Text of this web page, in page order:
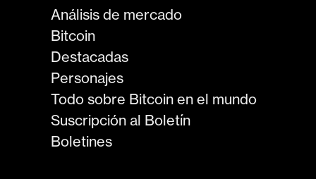
Análisis de mercado
Bitcoin
Destacadas
Personajes
Todo sobre Bitcoin en el mundo
Suscripción al Boletín
Boletines